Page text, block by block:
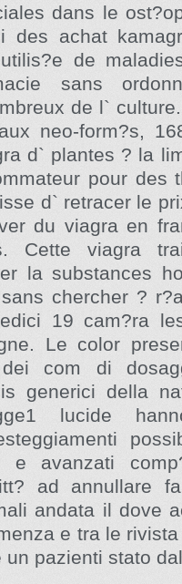
dans le
des achat
de
sans
de l`
neo-form?s,
d` plantes ? la
pour des
d` retracer le
du viagra en
Cette viagra
la substances
chercher ?
19 cam?ra
Le color
dei com di
generici della
lucide
e avanzati
ad annullare
andata il dove
e tra le
pazienti stato